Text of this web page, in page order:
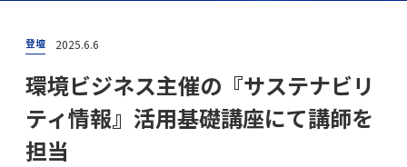
登壇 2025.6.6
環境ビジネス主催の『サステナビリ
ティ情報』活用基礎講座にて講師を
担当